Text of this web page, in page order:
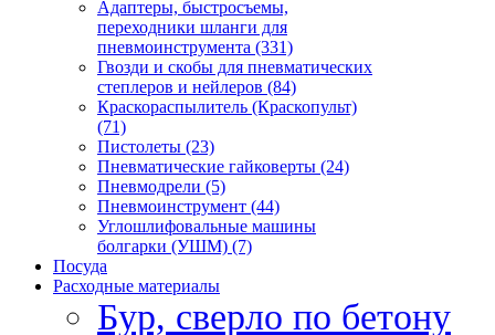
Адаптеры, быстросъемы,
переходники шланги для
пневмоинструмента (331)
Гвозди и скобы для пневматических
степлеров и нейлеров (84)
Краскораспылитель (Краскопульт)
(71)
Пистолеты (23)
Пневматические гайковерты (24)
Пневмодрели (5)
Пневмоинструмент (44)
Углошлифовальные машины
болгарки (УШМ) (7)
Посуда
Расходные материалы
Бур, сверло по бетону